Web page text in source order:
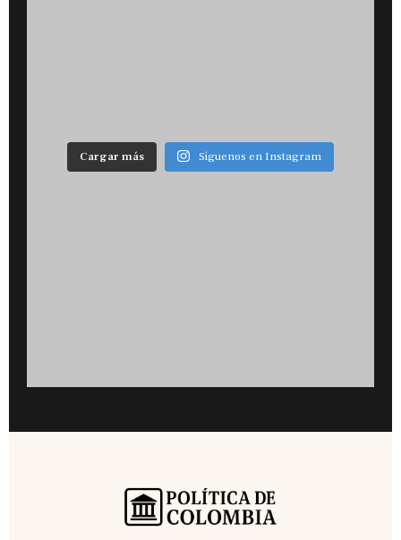
Cargar más Síguenos en Instagram